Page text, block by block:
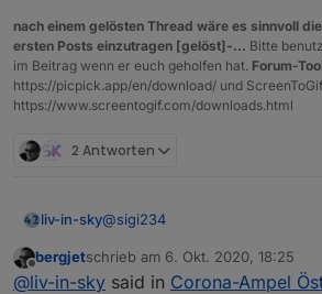
               case 3:
               case 4   :
nach einem gelösten Thread wäre es sinnvoll
ersten Posts einzutragen [gelöst]-... Bitte
im Beitrag wenn er euch geholfen hat. Forum-
https://picpick.app/en/download/ und ScreenToGif
https://www.screentogif.com/downloads.html
2 Antworten
liv-in-sky@sigi234
der "depp" im script gilt mir - da
sauer auf mich :-)
Offline
bergjetschrieb am 6. Okt. 2020, 18:25
zuletzt editiert von
@liv-in-sky said in Corona-Ampel